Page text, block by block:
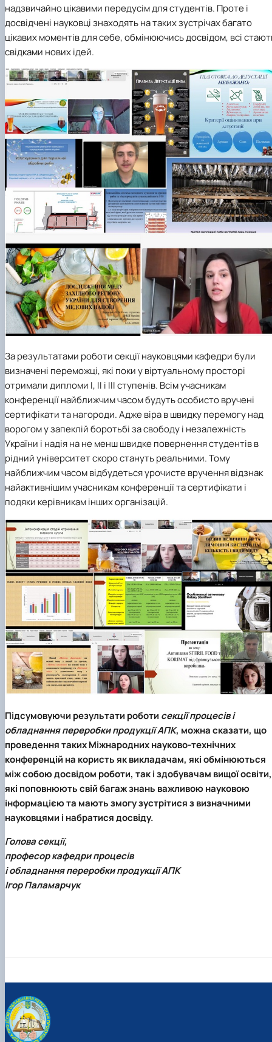
надзвичайно цікавими передусім для студентів. Проте і
досвідчені науковці знаходять на таких зустрічах багато
цікавих моментів для себе, обмінюючись досвідом, всі
свідками нових ідей.
За результатами роботи секції науковцями кафедри були
визначені переможці, які поки у віртуальному просторі
отримали дипломи І, ІІ і ІІІ ступенів. Всім учасникам
конференції найближчим часом будуть особисто вручені
сертифікати та нагороди. Адже віра в швидку перемогу над
ворогом у запеклій боротьбі за свободу і незалежність
України і надія на не менш швидке повернення студентів в
рідний університет скоро стануть реальними. Тому
найближчим часом відбудеться урочисте вручення відзнак
найактивнішим учасникам конференції та сертифікати і
подяки керівникам інших організацій.
Підсумовуючи результати роботи секції процесів і
обладнання переробки продукції АПК, можна сказати, що
проведення таких Міжнародних науково-технічних
конференцій на користь як викладачам, які обмінюються
між собою досвідом роботи, так і здобувачам вищої освіти,
які поповнюють свій багаж знань важливою науковою
інформацією та мають змогу зустрітися з визначними
науковцями і набратися досвіду.
Голова секції,
професор кафедри процесів
і обладнання переробки продукції АПК
Ігор Паламарчук